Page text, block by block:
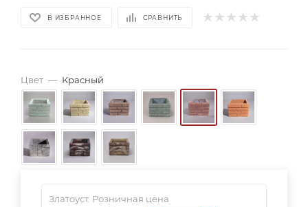
В ИЗБРАННОЕ СРАВНИТЬ
Цвет — Красный
Златоуст. Розничная цена